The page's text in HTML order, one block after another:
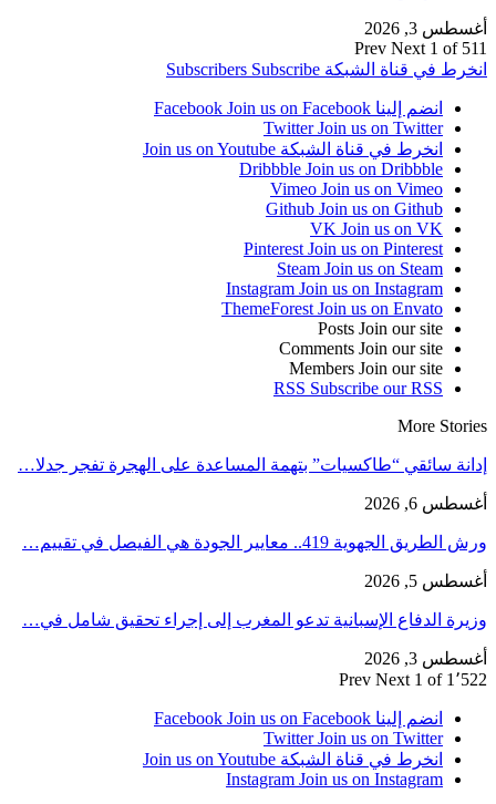
أغسطس 3, 2026
Prev Next 1 of 511
انخرط في قناة الشبكة
Subscribers Subscribe
انضم إلينا Facebook Join us on Facebook
Twitter Join us on Twitter
انخرط في قناة الشبكة Join us on Youtube
Dribbble Join us on Dribbble
Vimeo Join us on Vimeo
Github Join us on Github
VK Join us on VK
Pinterest Join us on Pinterest
Steam Join us on Steam
Instagram Join us on Instagram
ThemeForest Join us on Envato
Posts Join our site
Comments Join our site
Members Join our site
RSS Subscribe our RSS
More Stories
إدانة سائقي “طاكسيات” بتهمة المساعدة على الهجرة تفجر جدلا…
أغسطس 6, 2026
ورش الطريق الجهوية 419.. معايير الجودة هي الفيصل في تقييم…
أغسطس 5, 2026
وزيرة الدفاع الإسبانية تدعو المغرب إلى إجراء تحقيق شامل في…
أغسطس 3, 2026
Prev Next 1 of 1٬522
انضم إلينا Facebook Join us on Facebook
Twitter Join us on Twitter
انخرط في قناة الشبكة Join us on Youtube
Instagram Join us on Instagram